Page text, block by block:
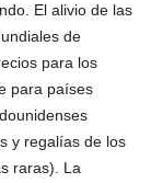
El alivio de las
de
para los
para países
y regalías de los
raras). La